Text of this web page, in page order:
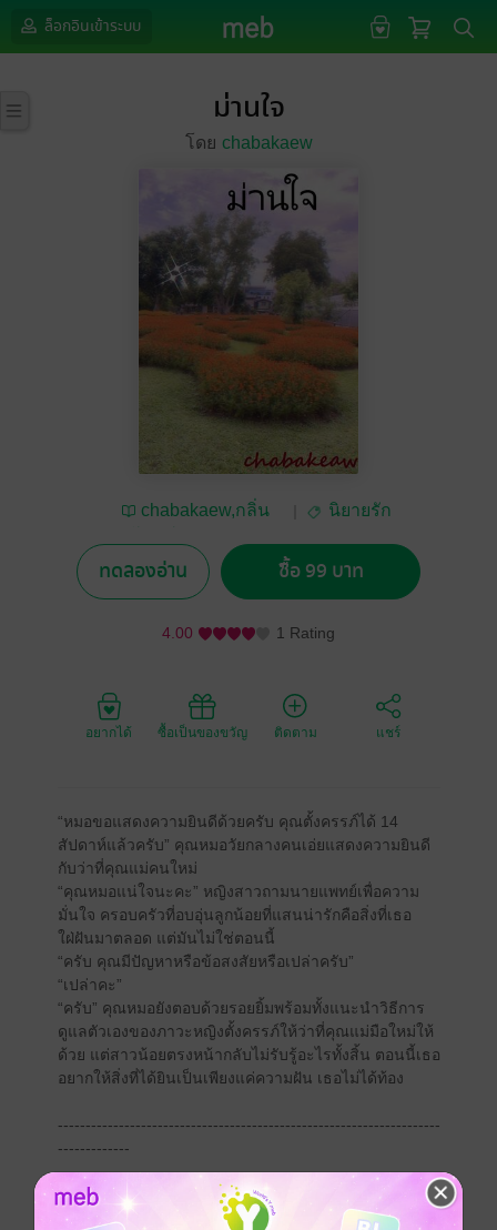
ล็อกอินเข้าระบบ
ม่านใจ
โดย chabakaew
chabakaew,กลิ่น
นิยายรัก
ทดลองอ่าน ซื้อ 99 บาท
4.00 1 Rating
อยากได้ ซื้อเป็นของขวัญ ติดตาม แชร์
“หมอขอแสดงความยินดีด้วยครับ คุณตั้งครรภ์ได้ 14
สัปดาห์แล้วครับ” คุณหมอวัยกลางคนเอ่ยแสดงความยินดี
กับว่าที่คุณแม่คนใหม่
“คุณหมอแน่ใจนะคะ” หญิงสาวถามนายแพทย์เพื่อความ
มั่นใจ ครอบครัวที่อบอุ่นลูกน้อยที่แสนน่ารักคือสิ่งที่เธอ
ใฝ่ฝันมาตลอด แต่มันไม่ใช่ตอนนี้
“ครับ คุณมีปัญหาหรือข้อสงสัยหรือเปล่าครับ”
“เปล่าคะ”
“ครับ” คุณหมอยังตอบด้วยรอยยิ้มพร้อมทั้งแนะนำวิธีการ
ดูแลตัวเองของภาวะหญิงตั้งครรภ์ให้ว่าที่คุณแม่มือใหม่ให้
ด้วย แต่สาวน้อยตรงหน้ากลับไม่รับรู้อะไรทั้งสิ้น ตอนนี้เธอ
อยากให้สิ่งที่ได้ยินเป็นเพียงแค่ความฝัน เธอไม่ได้ท้อง
---------------------------------------------------------------------
-------------
“ปลายฟ้า ตื่นขึ้นมาทานยาก่อน” ชายหนุ่มลงมือปลุกหญิง
สาว แต่กลับไม่มีสัญญาณตอบรับจากเจ้าตัว ไม่พูดเปล่า